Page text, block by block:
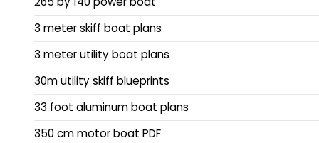
3 meter skiff boat plans
3 meter utility boat plans
30m utility skiff blueprints
33 foot aluminum boat plans
350 cm motor boat PDF